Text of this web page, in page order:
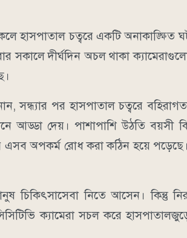
হাসপাতাল চত্বরে একটি অনাকাঙ্ক্ষিত
দীর্ঘদিন অচল থাকা
সন্ধ্যার পর হাসপাতাল চত্বরে
আড্ডা দেয়। পাশাপাশি উঠতি বয়সী
এসব অপকর্ম রোধ করা কঠিন হয়ে
চিকিৎসাসেবা নিতে আসেন। কিন্তু
ক্যামেরা সচল করে